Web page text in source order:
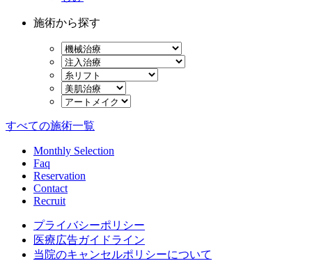
施術から探す
すべての施術一覧
Monthly Selection
Faq
Reservation
Contact
Recruit
プライバシーポリシー
医療広告ガイドライン
当院のキャンセルポリシーについて